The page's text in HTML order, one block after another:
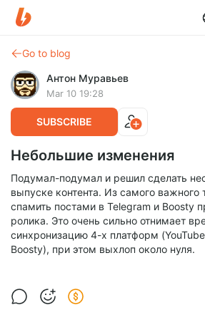
Go to blog
Антон Муравьев
Mar 10 19:28
SUBSCRIBE
Небольшие изменения
Подумал-подумал и решил сделать
выпуске контента. Из самого важного
спамить постами в Telegram и Boosty
ролика. Это очень сильно отнимает
синхронизацию 4-х платформ
Boosty), при этом выхлоп около нуля.